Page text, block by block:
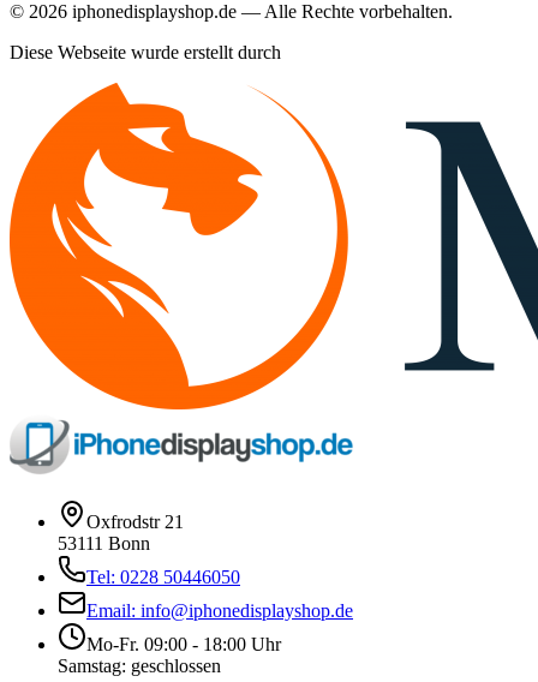
© 2026 iphonedisplayshop.de — Alle Rechte vorbehalten.
Diese Webseite wurde erstellt durch
Oxfrodstr 21
53111 Bonn
Tel: 0228 50446050
Email: info@iphonedisplayshop.de
Mo-Fr. 09:00 - 18:00 Uhr
Samstag: geschlossen